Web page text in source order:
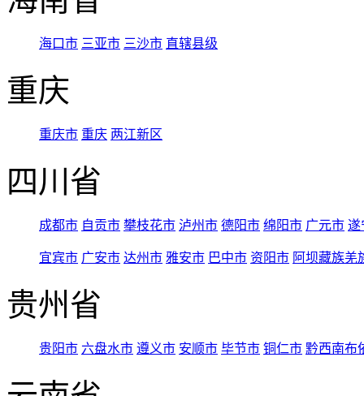
海口市 三亚市 三沙市 直辖县级
重庆
重庆市 重庆 两江新区
四川省
成都市 自贡市 攀枝花市 泸州市 德阳市 绵阳市 广元市 遂
宜宾市 广安市 达州市 雅安市 巴中市 资阳市 阿坝藏族羌
贵州省
贵阳市 六盘水市 遵义市 安顺市 毕节市 铜仁市 黔西南布